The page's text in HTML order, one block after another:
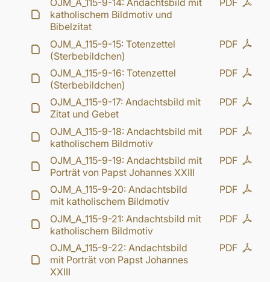
PDF
OJM_A_115-9-14: Andachtsbild mit
katholischem Bildmotiv und
Bibelzitat
PDF
OJM_A_115-9-15: Totenzettel
(Sterbebildchen)
PDF
OJM_A_115-9-16: Totenzettel
(Sterbebildchen)
PDF
OJM_A_115-9-17: Andachtsbild mit
Zitat und Gebet
PDF
OJM_A_115-9-18: Andachtsbild mit
katholischem Bildmotiv
PDF
OJM_A_115-9-19: Andachtsbild mit
Porträt von Papst Johannes XXIII
PDF
OJM_A_115-9-20: Andachtsbild
mit katholischem Bildmotiv
PDF
OJM_A_115-9-21: Andachtsbild mit
katholischem Bildmotiv
PDF
OJM_A_115-9-22: Andachtsbild
mit Porträt von Papst Johannes
XXIII